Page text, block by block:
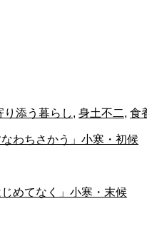
り添う暮らし, 身土不二, 食
わちさかう」小寒・初候
めてなく」小寒・末候